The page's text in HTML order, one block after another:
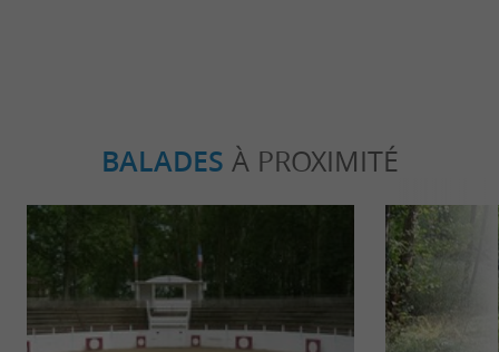
BALADES À PROXIMITÉ